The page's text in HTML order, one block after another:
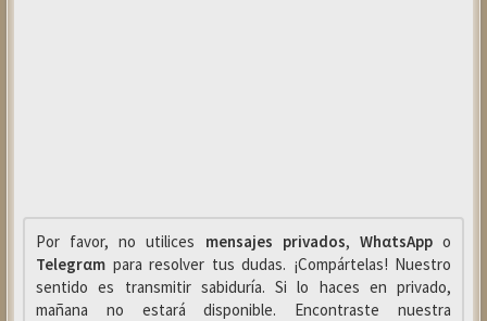
Por favor, no utilices mensajes privados, WhαtsAppo
Telegrαm para resolver tus dudas. ¡Compártelas! Nuestro
sentido es transmitir sabiduría. Si lo haces en privado,
mañana no estará disponible. Encontraste nuestra